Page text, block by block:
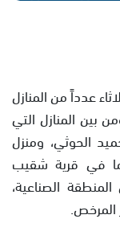
عدداً من المنازل
بين المنازل التي
الحوثي، ومنزل
في قرية شقيب
الصناعية،
المرخص.